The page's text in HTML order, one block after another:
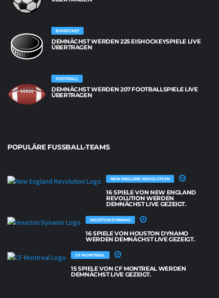
EISHOCKEY
DEMNÄCHST WERDEN 225 EISHOCKEYSPIELE LIVE
ÜBERTRAGEN
FOOTBALL
DEMNÄCHST WERDEN 207 FOOTBALLSPIELE LIVE
ÜBERTRAGEN
POPULÄRE FUSSBALL-TEAMS
NEW ENGLAND REVOLUTION
16 SPIELE VON NEW ENGLAND
REVOLUTION WERDEN
DEMNÄCHST LIVE GEZEIGT.
HOUSTON DYNAMO
16 SPIELE VON HOUSTON DYNAMO
WERDEN DEMNÄCHST LIVE GEZEIGT.
CF MONTREAL
15 SPIELE VON CF MONTREAL WERDEN
DEMNÄCHST LIVE GEZEIGT.